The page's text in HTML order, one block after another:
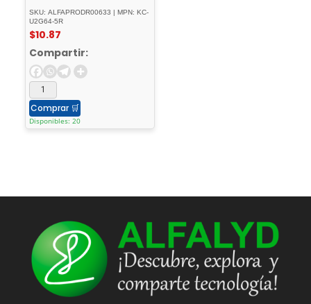
SKU: ALFAPRODR00633 | MPN: KC-
U2G64-5R
$10.87
Compartir:
Comprar 🛒
Disponibles: 20